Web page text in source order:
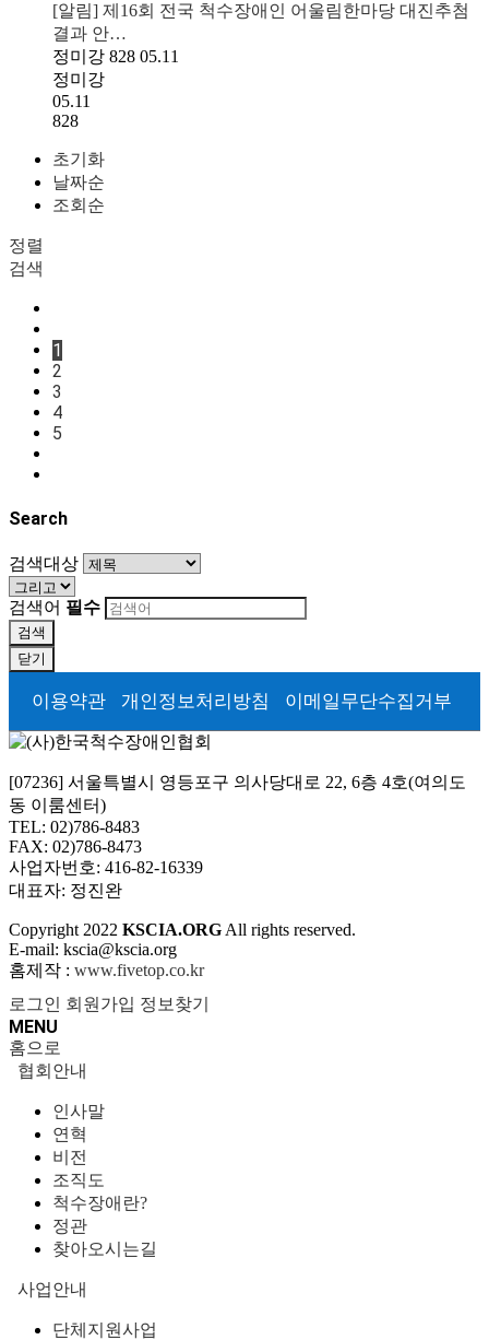
[알림] 제16회 전국 척수장애인 어울림한마당 대진추첨
결과 안…
정미강 828 05.11
정미강
05.11
828
초기화
날짜순
조회순
정렬
검색
1
2
3
4
5
Search
검색대상
검색어 필수
검색
닫기
이용약관 개인정보처리방침 이메일무단수집거부
[07236] 서울특별시 영등포구 의사당대로 22, 6층 4호(여의도
동 이룸센터)
TEL: 02)786-8483
FAX: 02)786-8473
사업자번호: 416-82-16339
대표자: 정진완
Copyright 2022 KSCIA.ORG All rights reserved.
E-mail: kscia@kscia.org
홈제작 : www.fivetop.co.kr
로그인 회원가입 정보찾기
MENU
홈으로
협회안내
인사말
연혁
비전
조직도
척수장애란?
정관
찾아오시는길
사업안내
단체지원사업